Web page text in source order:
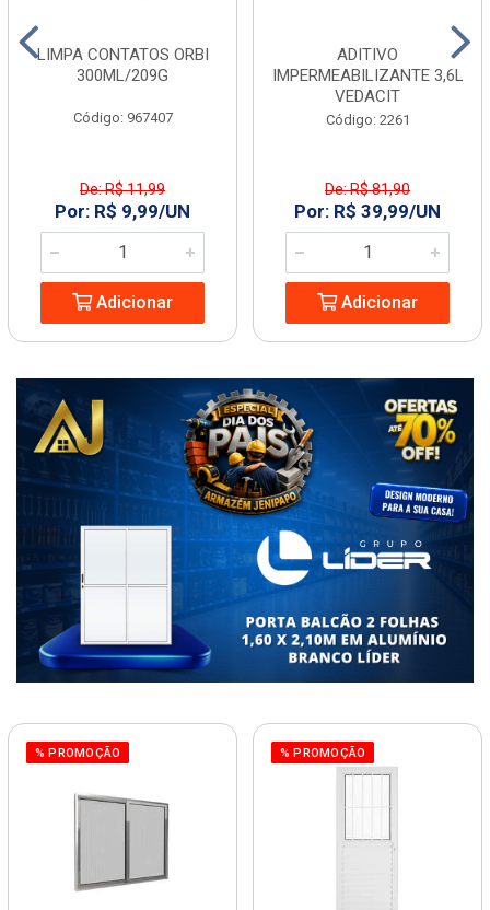
LIMPA CONTATOS ORBI
300ML/209G
Código: 967407
De: R$ 11,99
Por: R$ 9,99/UN
Adicionar
ADITIVO
IMPERMEABILIZANTE 3,6L
VEDACIT
Código: 2261
De: R$ 81,90
Por: R$ 39,99/UN
Adicionar
% PROMOÇÃO % PROMOÇÃO